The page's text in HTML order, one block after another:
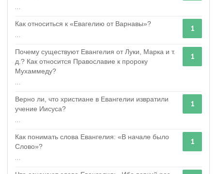
...
1
Как относиться к «Евагелию от Варнавы»?
...
1
Почему существуют Евангелия от Луки, Марка и т.
д.? Как относится Православие к пророку
Мухаммеду?
...
1
Верно ли, что христиане в Евангелии извратили
учение Иисуса?
...
1
Как понимать слова Евангелия: «В начале было
Слово»?
...